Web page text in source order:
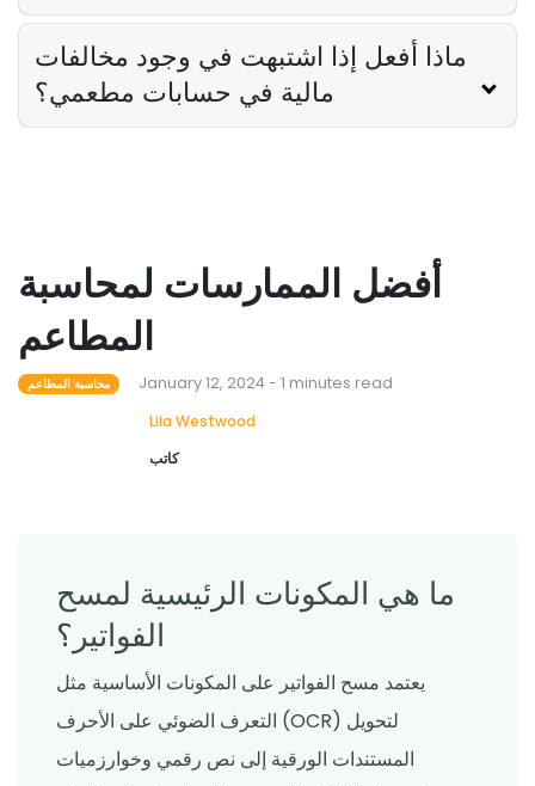
ماذا أفعل إذا اشتبهت في وجود مخالفات
مالية في حسابات مطعمي؟
أفضل الممارسات لمحاسبة
المطاعم
محاسبة المطاعم
January 12, 2024 - 1 minutes read
Lila Westwood
كاتب
ما هي المكونات الرئيسية لمسح
الفواتير؟
يعتمد مسح الفواتير على المكونات الأساسية مثل
التعرف الضوئي على الأحرف (OCR) لتحويل
المستندات الورقية إلى نص رقمي وخوارزميات